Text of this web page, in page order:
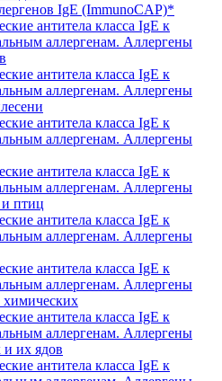
IgE (ImmunoCAP)*
антитела класса IgE к
аллергенам. Аллергены
антитела класса IgE к
аллергенам. Аллергены
антитела класса IgE к
аллергенам. Аллергены
антитела класса IgE к
аллергенам. Аллергены
птиц
антитела класса IgE к
аллергенам. Аллергены
антитела класса IgE к
аллергенам. Аллергены
химических
антитела класса IgE к
аллергенам. Аллергены
и их ядов
антитела класса IgE к